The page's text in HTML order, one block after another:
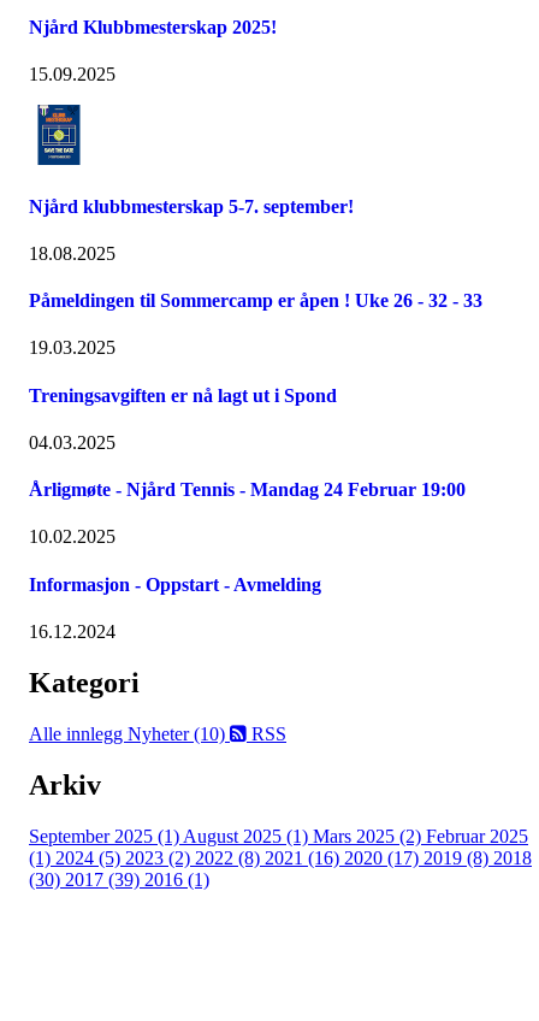
Njård Klubbmesterskap 2025!
15.09.2025
Njård klubbmesterskap 5-7. september!
18.08.2025
Påmeldingen til Sommercamp er åpen ! Uke 26 - 32 - 33
19.03.2025
Treningsavgiften er nå lagt ut i Spond
04.03.2025
Årligmøte - Njård Tennis - Mandag 24 Februar 19:00
10.02.2025
Informasjon - Oppstart - Avmelding
16.12.2024
Kategori
Alle innlegg Nyheter (10) RSS
Arkiv
September 2025 (1) August 2025 (1) Mars 2025 (2) Februar 2025
(1) 2024 (5) 2023 (2) 2022 (8) 2021 (16) 2020 (17) 2019 (8) 2018
(30) 2017 (39) 2016 (1)